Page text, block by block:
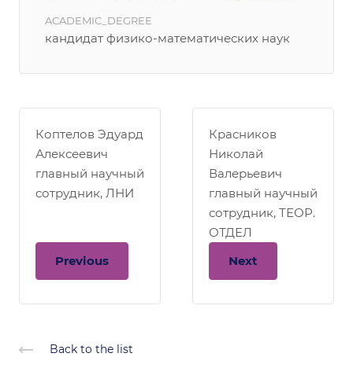
ACADEMIC_DEGREE
кандидат физико-математических наук
Коптелов Эдуард
Алексеевич
главный научный
сотрудник, ЛНИ
Previous
Красников
Николай
Валерьевич
главный научный
сотрудник, ТЕОР.
ОТДЕЛ
Next
Back to the list